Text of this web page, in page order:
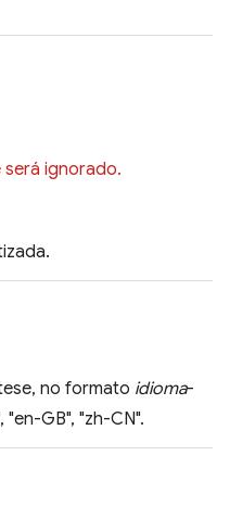
ignorado.
no formato idioma-
"en-GB", "zh-CN".